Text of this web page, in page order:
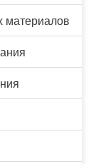
материалов